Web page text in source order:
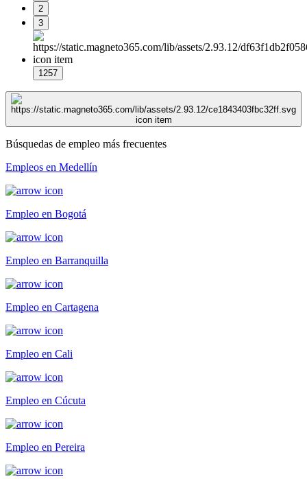
2
3
1257
Búsquedas de empleo más frecuentes
Empleos en Medellín
Empleo en Bogotá
Empleo en Barranquilla
Empleo en Cartagena
Empleo en Cali
Empleo en Cúcuta
Empleo en Pereira